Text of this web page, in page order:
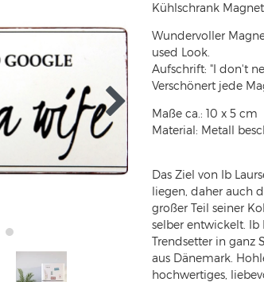
Kühlschrank Magnet
Wundervoller
used Look.
Aufschrift: "I don't
Verschönert jede
Maße ca.: 10 x 5 cm
Material: Metall
Das Ziel von Ib
liegen, daher auch
großer Teil seiner
selber entwickelt. Ib
Trendsetter in ganz
aus Dänemark.
hochwertiges,